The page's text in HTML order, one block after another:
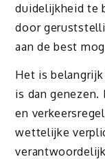
duidelijkheid te
door
aan de best
Het is
is dan
en
wettelijke